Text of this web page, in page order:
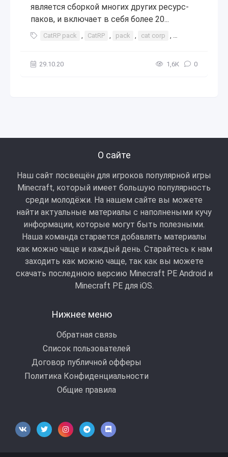
является сборкой многих других ресурс-
паков, и включает в себя более 20...
CatRP pack , CatRP , pack , cat corp , corp
29.10.20 1,6К 0
О сайте
Наш сайт посвещён для игроков популярной игры
Minecraft, который имеет большую популярность
среди молодёжи. На нашем сайте вы можете
найти актуальные материалы с наполнеными кучу
информации, которые могут быть полезными.
Наша команда старается добавлять материалы
как можно чаще и каждый день. Старайтесь к нам
заходить как можно чаще, так как вы можете
скачать последнюю версию Minecraft PE Android и
Minecraft РЕ для iOS.
Нижнее меню
Обратная связь
Список пользователей
Договор публичной офферы
Политика Конфиденциальности
Общие правила